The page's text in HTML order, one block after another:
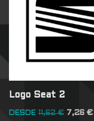
Logo Seat 2
DESDE 11,62€ 7,26 €